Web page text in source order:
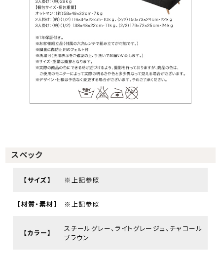
スペック
【サイズ】 ※上記参照
【材質・素材】 ※上記参照
【カラー】
スチールグレー、ライトグレージュ、チャコール
ブラウン